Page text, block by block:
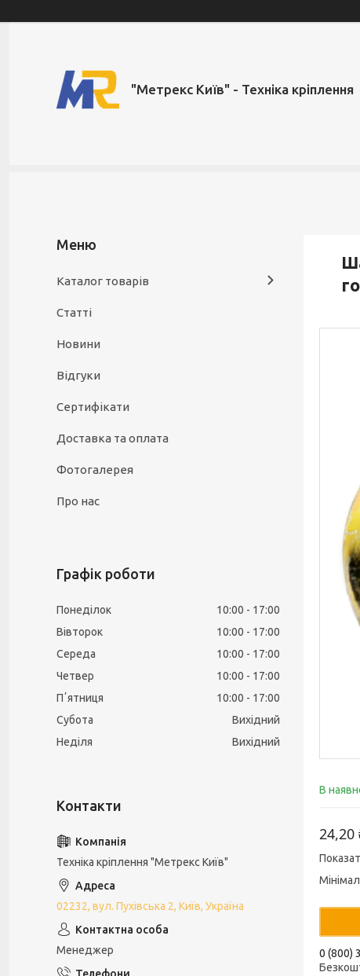
"Метрекс Київ" - Техніка кріплення
В
24,20
0 (800)
Каталог товарів
Статті
Новини
Відгуки
Сертифікати
Доставка та оплата
Фотогалерея
Про нас
Графік роботи
Понеділок 10:00
17:00
Вівторок
10:00
17:00
Середа
10:00
17:00
Четвер
10:00
17:00
Пʼятниця
10:00
17:00
Субота
Вихідний
Неділя
Вихідний
Техніка кріплення "Метрекс Київ"
02232, вул. Пухівська 2, Київ, Україна
Менеджер